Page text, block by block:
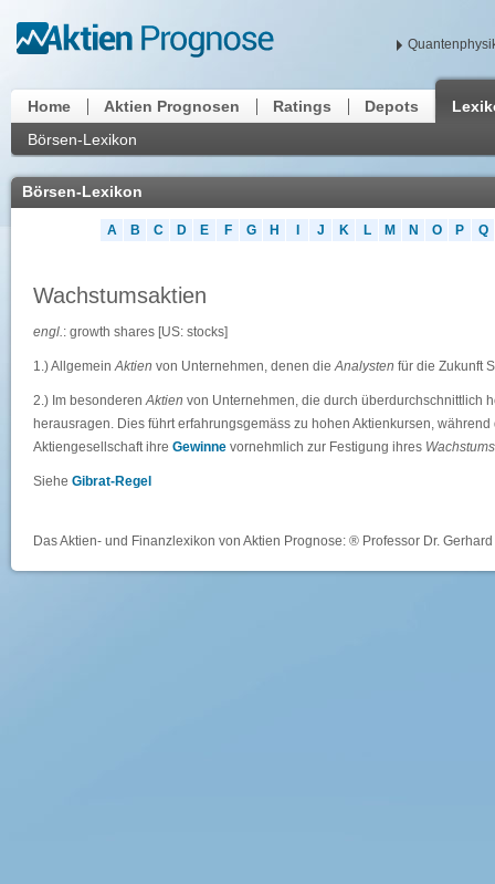
Home Aktien Prognosen Ratings Depots
Börsen-Lexikon
Börsen-Lexikon
A B C D E F G H J K L M N O P Q
Wachstumsaktien
engl.: growth shares [US: stocks]
1.) AllgemeinAktien von Unternehmen, denen dieAnalysten für die Zukunft
2.) Im besonderenAktien von Unternehmen, die durch überdurchschnittlich
herausragen. Dies führt erfahrungsgemäss zu hohen Aktienkursen,
Aktiengesellschaft ihre Gewinne vornehmlich zur Festigung ihres
Siehe Gibrat-Regel
Das Aktien- und Finanzlexikon von Aktien Prognose: ® Professor Dr.